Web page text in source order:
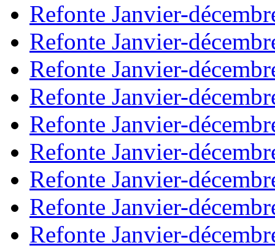
Refonte Janvier-
Refonte Janvier-
Refonte Janvier-
Refonte Janvier-
Refonte Janvier-
Refonte Janvier-
Refonte Janvier-
Refonte Janvier-
Refonte Janvier-